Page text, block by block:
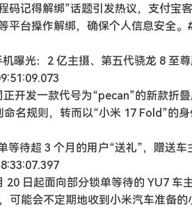
码记得解绑”话题引发热议，支付宝
平台操作解绑，确保个人信息安全
曝光：2 亿主摄、第五代骁龙 8 至
开发一款代号为“pecan”的新款折
名规则，转而以“小米 17 Fold”的身
等待超 3 个月的用户“送礼”，赠送车
20 日起面向部分锁单等待的 YU7
可能会不定期地收到小米汽车准备的